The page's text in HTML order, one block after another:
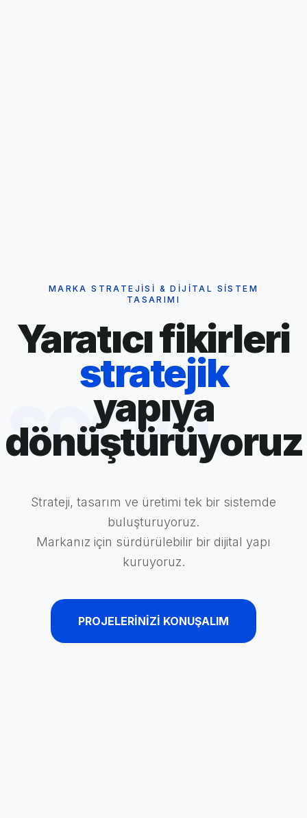
SOCIAL
MARKA STRATEJISI & DIJITAL SISTEM
TASARIMI
Yaratıcı fikirleri
stratejik
yapıya
dönüştürüyoruz
Strateji, tasarım ve üretimi tek bir sistemde
buluşturuyoruz.
Markanız için sürdürülebilir bir dijital yapı
kuruyoruz.
PROJELERİNİZİ KONUŞALIM